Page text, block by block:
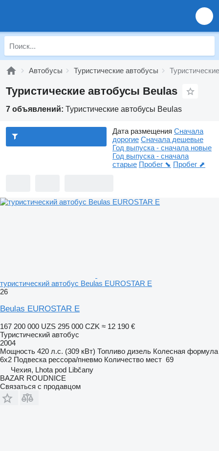
Автобусы Туристические автобусы
Туристические автобусы Beulas
7 объявлений: Туристические автобусы Beulas
Дата размещения Сначала
дорогие Сначала дешевые
Год выпуска - сначала новые
Год выпуска - сначала
старые Пробег ⬊ Пробег ⬈
туристический автобус Beulas EUROSTAR E
26
Beulas EUROSTAR E
167 200 000 UZS 295 000 CZK ≈ 12 190 €
Туристический автобус
2004
Мощность 420 л.с. (309 кВт) Топливо дизель Колесная формула
6x2 Подвеска рессора/пневмо Количество мест 69
Чехия, Lhota pod Libčany
BAZAR ROUDNICE
Связаться с продавцом